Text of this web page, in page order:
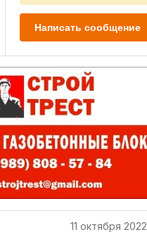
Написать сообщение
11 октября 2022